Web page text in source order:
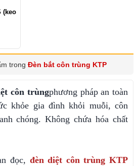
(keo
trong Đèn bắt côn trùng KTP
côn trùngphương pháp an toàn
khỏe gia đình khỏi muỗi, côn
chóng. Không chứa hóa chất
đọc, đèn diệt côn trùng KTP